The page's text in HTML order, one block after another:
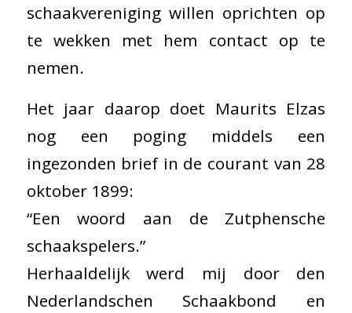
schaakvereniging willen oprichten op
te wekken met hem contact op te
nemen.
Het jaar daarop doet Maurits Elzas
nog een poging middels een
ingezonden brief in de courant van 28
oktober 1899:
“Een woord aan de Zutphensche
schaakspelers.”
Herhaaldelijk werd mij door den
Nederlandschen Schaakbond en